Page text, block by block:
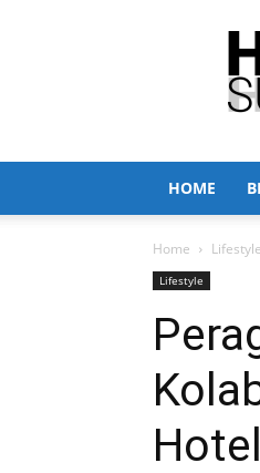
HOME
Home Lifestyle
Lifestyle